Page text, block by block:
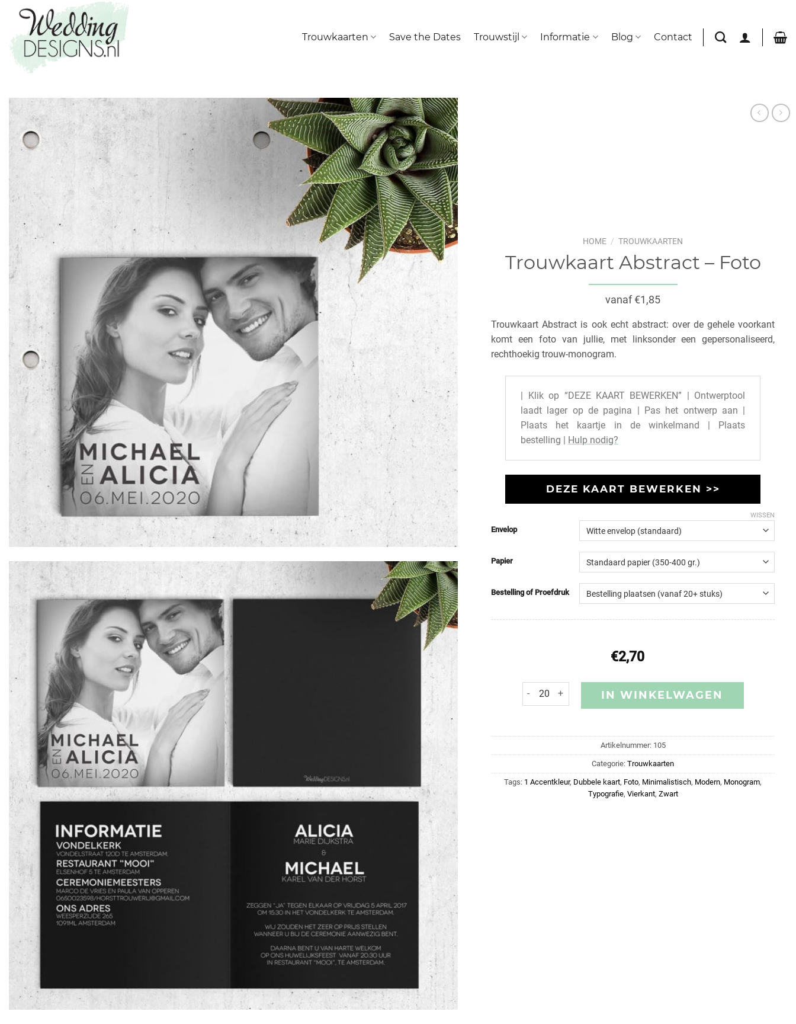
Trouwkaarten Save the Dates Trouwstijl Informatie Blog Contact
HOME / TROUWKAARTEN
Trouwkaart Abstract – Foto
vanaf €1,85
Trouwkaart Abstract is ook echt abstract: over de gehele voorkant
komt een foto van jullie, met linksonder een gepersonaliseerd,
rechthoekig trouw-monogram.
| Klik op “DEZE KAART BEWERKEN” | Ontwerptool
laadt lager op de pagina | Pas het ontwerp aan |
Plaats het kaartje in de winkelmand | Plaats
bestelling | Hulp nodig?
DEZE KAART BEWERKEN >>
Envelop
Papier
Bestelling of Proefdruk
WISSEN
€2,70
IN WINKELWAGEN
Artikelnummer: 105
Categorie:Trouwkaarten
Tags: 1 Accentkleur, Dubbele kaart, Foto, Minimalistisch, Modern, Monogram,
Typografie, Vierkant, Zwart